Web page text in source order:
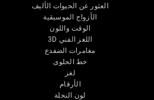
العثور عن الحيوات الأليف
الأزواج الموسيقية
الوقت واللون
اللغز الفني 3D
مغامرات الضفدع
خط الحلوى
لغز
الأرقام
لون النحلة